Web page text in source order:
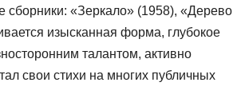
«Зеркало» (1958), «Дерево
изысканная форма, глубокое
талантом, активно
свои стихи на многих публичных